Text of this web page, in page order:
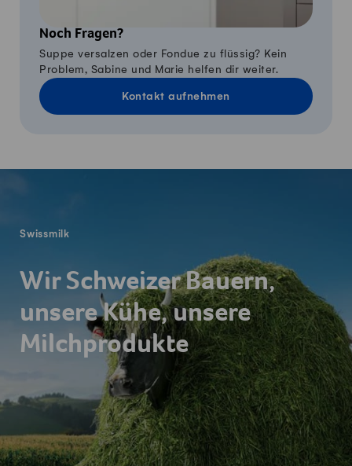
Noch Fragen?
Suppe versalzen oder Fondue zu flüssig? Kein
Problem, Sabine und Marie helfen dir weiter.
Kontakt aufnehmen
Swissmilk
Wir Schweizer Bauern,
unsere Kühe, unsere
Milchprodukte